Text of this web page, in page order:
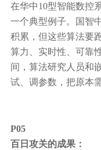
在华中10型智能数控
一个典型例子。国智
积累，但这些算法要
算力、实时性、可靠
间，算法研究人员和
试、调参数，把原本
P05
百日攻关的成果：